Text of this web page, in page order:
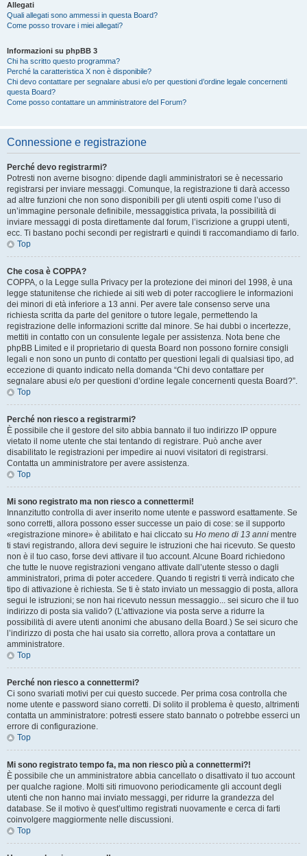
Allegati
Quali allegati sono ammessi in questa Board?
Come posso trovare i miei allegati?
Informazioni su phpBB 3
Chi ha scritto questo programma?
Perché la caratteristica X non è disponibile?
Chi devo contattare per segnalare abusi e/o per questioni d’ordine legale concernenti
questa Board?
Come posso contattare un amministratore del Forum?
Connessione e registrazione
Perché devo registrarmi?
Potresti non averne bisogno: dipende dagli amministratori se è necessario
registrarsi per inviare messaggi. Comunque, la registrazione ti darà accesso
ad altre funzioni che non sono disponibili per gli utenti ospiti come l’uso di
un’immagine personale definibile, messaggistica privata, la possibilità di
inviare messaggi di posta direttamente dal forum, l’iscrizione a gruppi utenti,
ecc. Ti bastano pochi secondi per registrarti e quindi ti raccomandiamo di farlo.
Top
Che cosa è COPPA?
COPPA, o la Legge sulla Privacy per la protezione dei minori del 1998, è una
legge statunitense che richiede ai siti web di poter raccogliere le informazioni
dei minori di età inferiore a 13 anni. Per avere tale consenso serve una
richiesta scritta da parte del genitore o tutore legale, permettendo la
registrazione delle informazioni scritte dal minore. Se hai dubbi o incertezze,
mettiti in contatto con un consulente legale per assistenza. Nota bene che
phpBB Limited e il proprietario di questa Board non possono fornire consigli
legali e non sono un punto di contatto per questioni legali di qualsiasi tipo, ad
eccezione di quanto indicato nella domanda “Chi devo contattare per
segnalare abusi e/o per questioni d’ordine legale concernenti questa Board?”.
Top
Perché non riesco a registrarmi?
È possibile che il gestore del sito abbia bannato il tuo indirizzo IP oppure
vietato il nome utente che stai tentando di registrare. Può anche aver
disabilitato le registrazioni per impedire ai nuovi visitatori di registrarsi.
Contatta un amministratore per avere assistenza.
Top
Mi sono registrato ma non riesco a connettermi!
Innanzitutto controlla di aver inserito nome utente e password esattamente. Se
sono corretti, allora possono esser successe un paio di cose: se il supporto
«registrazione minore» è abilitato e hai cliccato su Ho meno di 13 anni mentre
ti stavi registrando, allora devi seguire le istruzioni che hai ricevuto. Se questo
non è il tuo caso, forse devi attivare il tuo account. Alcune Board richiedono
che tutte le nuove registrazioni vengano attivate dall’utente stesso o dagli
amministratori, prima di poter accedere. Quando ti registri ti verrà indicato che
tipo di attivazione è richiesta. Se ti è stato inviato un messaggio di posta, allora
segui le istruzioni; se non hai ricevuto nessun messaggio... sei sicuro che il tuo
indirizzo di posta sia valido? (L’attivazione via posta serve a ridurre la
possibilità di avere utenti anonimi che abusano della Board.) Se sei sicuro che
l’indirizzo di posta che hai usato sia corretto, allora prova a contattare un
amministratore.
Top
Perché non riesco a connettermi?
Ci sono svariati motivi per cui questo succede. Per prima cosa controlla che
nome utente e password siano corretti. Di solito il problema è questo, altrimenti
contatta un amministratore: potresti essere stato bannato o potrebbe esserci un
errore di configurazione.
Top
Mi sono registrato tempo fa, ma non riesco più a connettermi?!
È possibile che un amministratore abbia cancellato o disattivato il tuo account
per qualche ragione. Molti siti rimuovono periodicamente gli account degli
utenti che non hanno mai inviato messaggi, per ridurre la grandezza del
database. Se il motivo è quest’ultimo registrati nuovamente e cerca di farti
coinvolgere maggiormente nelle discussioni.
Top